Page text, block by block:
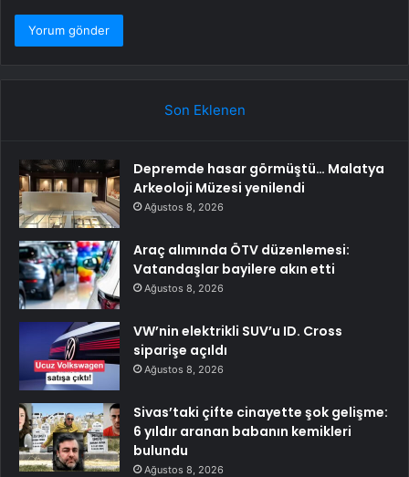
Son Eklenen
Depremde hasar görmüştü… Malatya
Arkeoloji Müzesi yenilendi
Ağustos 8, 2026
Araç alımında ÖTV düzenlemesi:
Vatandaşlar bayilere akın etti
Ağustos 8, 2026
VW’nin elektrikli SUV’u ID. Cross
siparişe açıldı
Ağustos 8, 2026
Sivas’taki çifte cinayette şok gelişme:
6 yıldır aranan babanın kemikleri
bulundu
Ağustos 8, 2026